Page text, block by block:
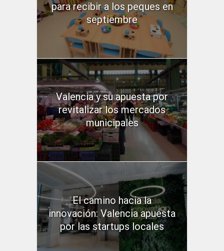
para recibir a los peques en
septiembre
Valencia y su apuesta por
revitalizar los mercados
municipales
El camino hacia la
innovación: Valencia apuesta
por las startups locales